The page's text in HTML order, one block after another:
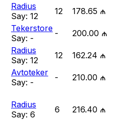
Radius
Say: 12 12 178.65 ₼
Tekerstore
Say: - - 200.00 ₼
Radius
Say: 12 12 162.24 ₼
Avtoteker
Say: - - 210.00 ₼
Radius
Say: 6 6 216.40 ₼